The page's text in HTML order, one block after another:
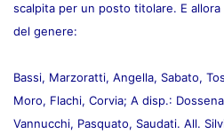
scalpita per un posto titolare. E
del genere:
Bassi, Marzoratti, Angella, Sabato,
Moro, Flachi, Corvia; A disp.:
Vannucchi, Pasquato, Saudati. All.